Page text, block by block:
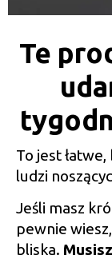
Te
To jest
ludzi
Jeśli masz
pewnie
bliska.